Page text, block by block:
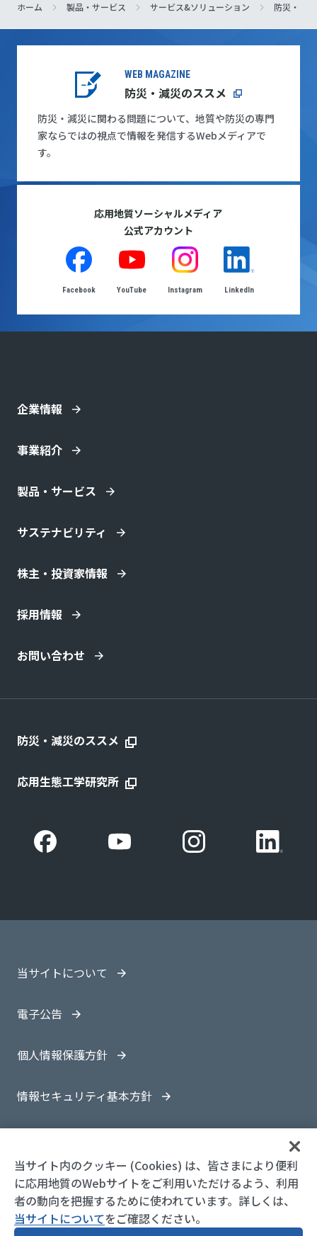
ホーム 製品・サービス サービス&ソリューション 防災・イ
WEB MAGAZINE
防災・減災のススメ
防災・減災に関わる問題について、地質や防災の専門
家ならではの視点で情報を発信するWebメディアで
す。
応用地質ソーシャルメディア
公式アカウント
Facebook YouTube Instagram LinkedIn
企業情報
事業紹介
製品・サービス
サステナビリティ
株主・投資家情報
採用情報
お問い合わせ
防災・減災のススメ
応用生態工学研究所
当サイトについて
電子公告
個人情報保護方針
情報セキュリティ基本方針
© 1997-2026 OYO Corporation
当サイト内のクッキー (Cookies) は、皆さまにより便利
に応用地質のWebサイトをご利用いただけるよう、利用
者の動向を把握するために使われています。詳しくは、
当サイトについてをご確認ください。